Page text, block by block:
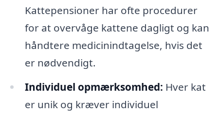
Kattepensioner har ofte procedurer
for at overvåge kattene dagligt og kan
håndtere medicinindtagelse, hvis det
er nødvendigt.
Individuel opmærksomhed: Hver kat
er unik og kræver individuel